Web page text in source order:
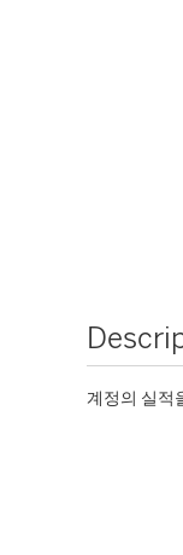
계정의 실적